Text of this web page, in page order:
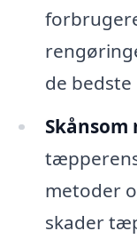
de
Skånsom
metoder
skader